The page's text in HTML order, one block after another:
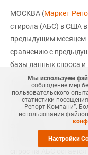
МОСКВА (Маркет
стирола (АБС) в США
предыдущим месяцем
сравнению с
базы данных спроса
Таким образом,
сравнению с мартом
Поставки АБС США
февральского
производстве
Мы используем
соблюдение мер
пользовательского
статистики
Репорт Компани”.
использования
Настройки